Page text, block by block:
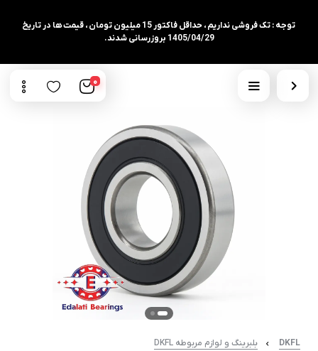
توجه : تک فروشی نداریم ، حداقل فاکتور 15 میلیون تومان ، قیمت ها در تاریخ
1405/04/29 بروزرسانی شدند.
0
DKFL بلبرینگ و لوازم مربوطه DKFL